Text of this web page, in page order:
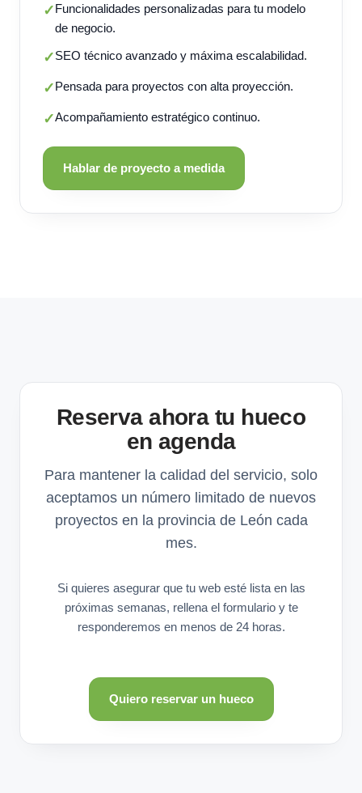
✓Funcionalidades personalizadas para tu modelo
de negocio.
✓SEO técnico avanzado y máxima escalabilidad.
✓Pensada para proyectos con alta proyección.
✓Acompañamiento estratégico continuo.
Hablar de proyecto a medida
Reserva ahora tu hueco
en agenda
Para mantener la calidad del servicio, solo
aceptamos un número limitado de nuevos
proyectos en la provincia de León cada
mes.
Si quieres asegurar que tu web esté lista en las
próximas semanas, rellena el formulario y te
responderemos en menos de 24 horas.
Quiero reservar un hueco